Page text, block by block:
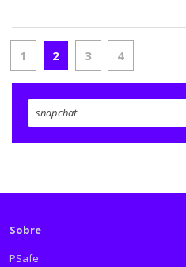
1 2 3 4
Sobre
PSafe